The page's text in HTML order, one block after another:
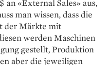
an «External Sales» aus,
man wissen, dass die
der Märkte mit
werden Maschinen
gestellt, Produktion
aber die jeweiligen